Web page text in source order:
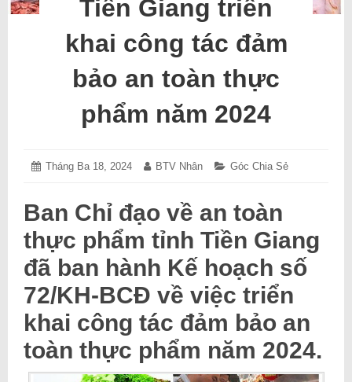
Tiền Giang triển
khai công tác đảm
bảo an toàn thực
phẩm năm 2024
Posted
Tháng Ba 18, 2024 ThángAuthor:
BTV Nhân Categories:
Góc Chia Sẻ
Ban Chỉ đạo về an toàn
thực phẩm tỉnh Tiền Giang
đã ban hành Kế hoạch số
72/KH-BCĐ về việc triển
khai công tác đảm bảo an
toàn thực phẩm năm 2024.